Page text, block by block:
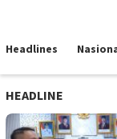
kontenMobile
Headlines
HEADLINE